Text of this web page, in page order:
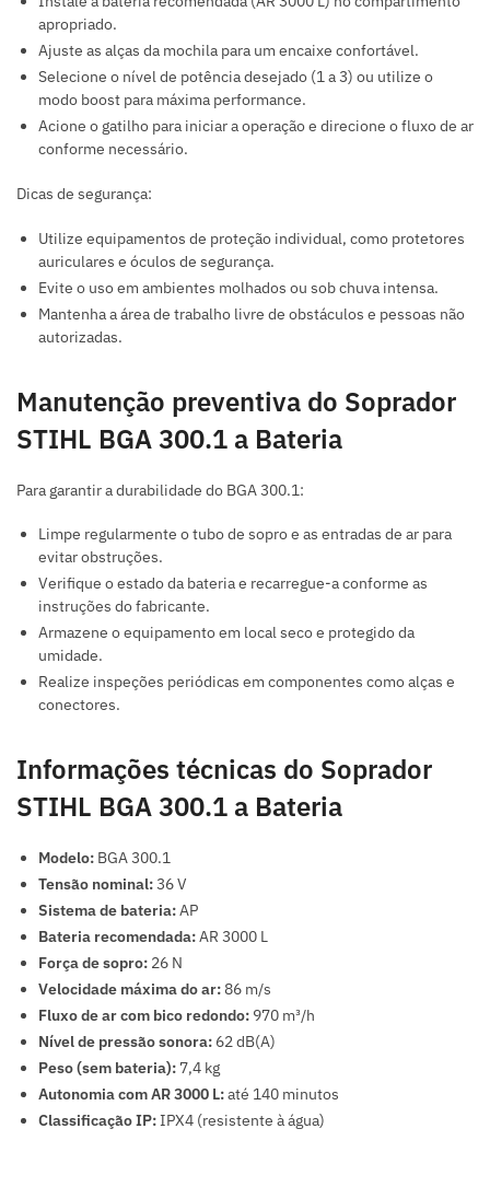
apropriado.
Ajuste as alças da mochila para um encaixe confortável.
Selecione o nível de potência desejado (1 a 3) ou utilize o
modo boost para máxima performance.
Acione o gatilho para iniciar a operação e direcione o fluxo de ar
conforme necessário.
Dicas de segurança:
Utilize equipamentos de proteção individual, como protetores
auriculares e óculos de segurança.
Evite o uso em ambientes molhados ou sob chuva intensa.
Mantenha a área de trabalho livre de obstáculos e pessoas não
autorizadas.
Manutenção preventiva do Soprador
STIHL BGA 300.1 a Bateria
Para garantir a durabilidade do BGA 300.1:
Limpe regularmente o tubo de sopro e as entradas de ar para
evitar obstruções.
Verifique o estado da bateria e recarregue-a conforme as
instruções do fabricante.
Armazene o equipamento em local seco e protegido da
umidade.
Realize inspeções periódicas em componentes como alças e
conectores.
Informações técnicas do Soprador
STIHL BGA 300.1 a Bateria
Modelo: BGA 300.1
Tensão nominal:36 V
Sistema de bateria:AP
Bateria recomendada:AR 3000 L
Força de sopro: 26 N
Velocidade máxima do ar:86 m/s
Fluxo de ar com bico redondo: 970 m³/h
Nível de pressão sonora: 62 dB(A)
Peso (sem bateria): 7,4 kg
Autonomia com AR 3000 L:até 140 minutos
Classificação IP:IPX4 (resistente à água)